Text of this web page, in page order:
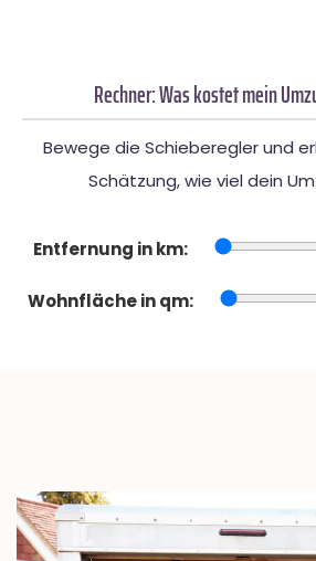
Rechner: Was kostet mein
Bewege die Schieberegler und
Schätzung, wie viel dein
Entfernung in km:
Wohnfläche in qm: